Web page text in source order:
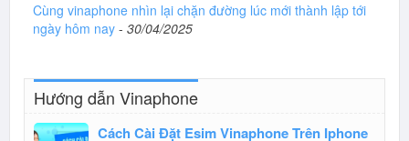
Cùng vinaphone nhìn lại chặn đường lúc mới thành lập tới
ngày hôm nay - 30/04/2025
Hướng dẫn Vinaphone
Cách Cài Đặt Esim Vinaphone Trên Iphone